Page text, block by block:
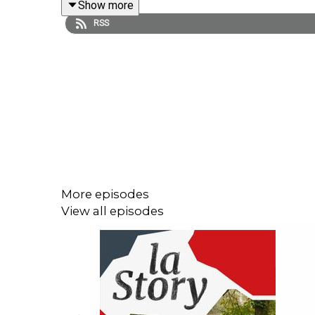
La Story est un podcast des « Echos »
Show more
RSS
More episodes
View all episodes